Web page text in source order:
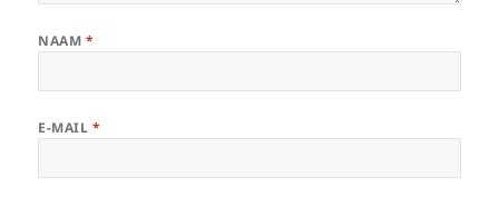
NAAM *
E-MAIL *